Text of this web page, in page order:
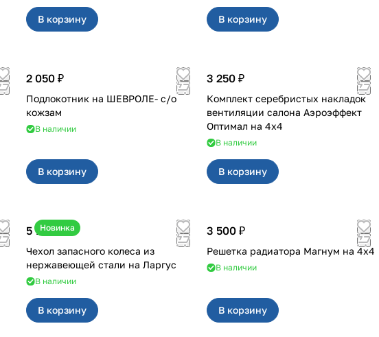
В корзину В корзину
2 050 ₽
Подлокотник на ШЕВРОЛЕ- с/о
кожзам
В наличии
В корзину
3 250 ₽
Комплект серебристых накладок
вентиляции салона Аэроэффект
Оптимал на 4х4
В наличии
В корзину
Новинка
5 700 ₽
Чехол запасного колеса из
нержавеющей стали на Ларгус
В наличии
В корзину
3 500 ₽
Решетка радиатора Магнум на 4х4
В наличии
В корзину